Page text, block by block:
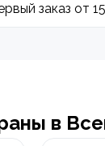
заказ от
в